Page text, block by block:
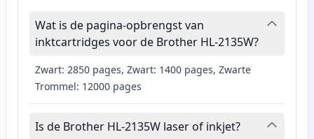
Wat is de pagina-opbrengst van
inktcartridges voor de Brother HL-2135W?
Zwart: 2850 pages, Zwart: 1400 pages, Zwarte
Trommel: 12000 pages
Is de Brother HL-2135W laser of inkjet?